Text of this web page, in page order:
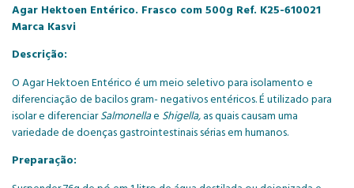
Agar Hektoen Entérico. Frasco com 500g Ref. K25-610021
Marca Kasvi
Descrição:
O Agar Hektoen Entérico é um meio seletivo para isolamento e
diferenciação de bacilos gram- negativos entéricos. É utilizado para
isolar e diferenciarSalmonellae Shigella,as quais causam uma
variedade de doenças gastrointestinais sérias em humanos.
Preparação: